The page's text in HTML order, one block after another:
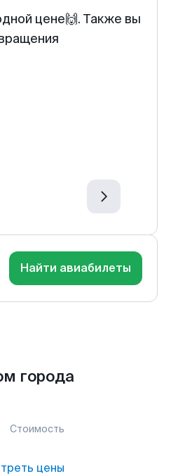
цене🙌. Также вы
Найти авиабилеты
города
Стоимость
цены